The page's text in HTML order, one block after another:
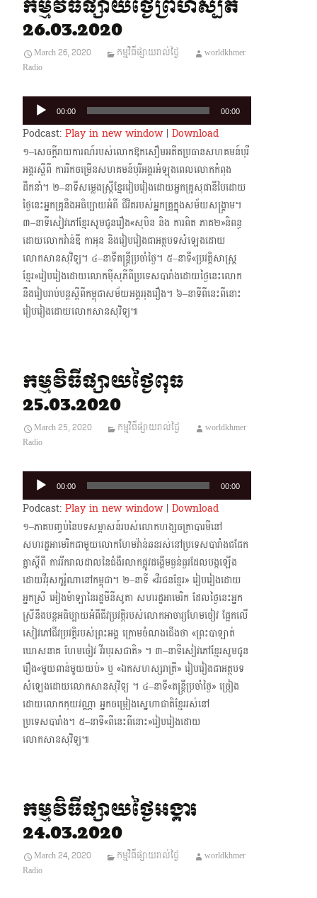
កម្មវិធីផ្សាយថ្ងៃព្រហស្បតិ៍
26.03.2020
March 26, 2020 កម្មវិធីផ្សាយរាល់ថ្ងៃ
worldkhmer
Radio
Audio
Player
00:00 00:00
Podcast: Play in new window| Download
១–សេចក្តីរាយការណ៍របស់លោកឱកសឿមអតីតប្រធានសហគមន៍បុរី
អង្គរស្តីពី ការរីកចម្រើន​សហគមន៍បុរីអង្គរអំឡុងពេលលោកកំពុង
ដឹកនាំ។ ២–នាទីសម្លេងស្ត្រីខ្មែររៀបរៀងដោយអ្នកគ្រូសុផានីបៃដោយ
ថ្ងៃនេះអ្នកគ្រូនឹងអធិប្បាយអំពី ជីវិតរបស់​អ្នកគ្រូក្នុងសម័យសង្រ្គាម។
៣–នាទីសៀវភៅខ្មែរសូមជូនរឿង«សុបិន និង ការពិត ភាគ២»និពន្ធ
ដោយលោកវ៉ាន់ឌី កាអុន និងរៀប​រៀងជា​អត្ថបទ​សំឡេង​ដោយ
លោកសានសុវិទ្យ។ ៤–នាទីតន្ត្រីប្រចាំថ្ងៃ។ ៥–នាទី«ប្រវត្តិសាស្ត្រ
ខ្មែរ»រៀបរៀងដោយលោកម៉ីសុភីពីប្រទេសបារាំង​ដោយថ្ងៃនេះ​លោក
នឹងរៀប​រាប់បន្តស្តីពីកម្ពុជាសម័យអង្គររុងរឿង។ ៦–នាទីពីនេះពីនោះ
រៀបរៀងដោយលោកសានសុវិទ្យ៕
កម្មវិធីផ្សាយថ្ងៃពុធ
25.03.2020
March 25, 2020 កម្មវិធីផ្សាយរាល់ថ្ងៃ
worldkhmer
Radio
Audio
Player
00:00 00:00
Podcast: Play in new window| Download
១–ភាគបញ្ចប់នៃបទសម្ភាសន៍របស់លោកហង្សចក្រាបារមីនៅ
សហរដ្ឋអាមេរិកជាមួយលោកហែម​វ៉ាន់ឆន​រស់នៅ​ប្រទេសបារាំងជជែក
គ្នាស្តីពី ការរីករាលដាលនៃជំងឺរលាកផ្លូវដង្ហើមធ្ងន់ធ្ងរដែលបង្កឡើង​
ដោយវីរុស​កូរ៉ូណានៅកម្ពុជា។ ២–នាទី «វីរជនខ្មែរ» រៀបរៀងដោយ
អ្នកស្រី អៀងម៉ាឡានៃរដ្ឋមីនីសូតា សហរដ្ឋអាមេរិក ដែលថ្ងៃ​នេះអ្នក
ស្រីនឹងបន្តអធិប្បាយអំពីជីវប្រវត្តិរបស់លោកអាចារ្យហែមចៀវ ផ្អែកលើ
សៀវភៅជីវប្រវត្តិ​របស់ព្រះអង្គ ក្រោម​ចំណងជើងថា «ព្រះបាឡាត់
ឃោសនាគ ហែមចៀវ វីរបុរសជាតិ» ។ ៣–នាទីសៀវភៅខ្មែរសូមជូន
រឿង«មួយពាន់មួយយប់» ឬ «ឯកសហស្សរាត្រី» រៀបរៀងជាអត្ថបទ
សំឡេងដោយលោកសានសុវិទ្យ ។ ៤–នាទី«តន្ត្រីប្រចាំថ្ងៃ» ច្រៀង
ដោយលោកកុយវណ្ណា អ្នកចម្រៀងស្នេហាជាតិខ្មែររស់នៅ
ប្រទេសបារាំង។ ៥–នាទី«ពីនេះពីនោះ»រៀបរៀងដោយ
លោកសានសុវិទ្យ៕
កម្មវិធីផ្សាយថ្ងៃអង្គារ
24.03.2020
March 24, 2020 កម្មវិធីផ្សាយរាល់ថ្ងៃ
worldkhmer
Radio